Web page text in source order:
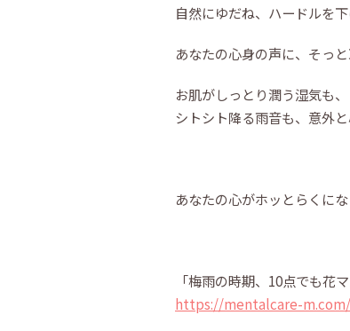
自然にゆだね、ハードルを下
あなたの心身の声に、そっ
お肌がしっとり潤う湿気も、
シトシト降る雨音も、意外
あなたの心がホッとらくに
「梅雨の時期、10点でも花
https://mentalcare-